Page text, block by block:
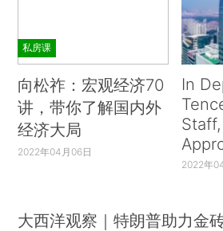
私房课
向松祚：宏观经济70
讲，带你了解国内外
经济大局
2022年04月06日
In
Staff,
2022年
大西洋观察｜特朗普助力金